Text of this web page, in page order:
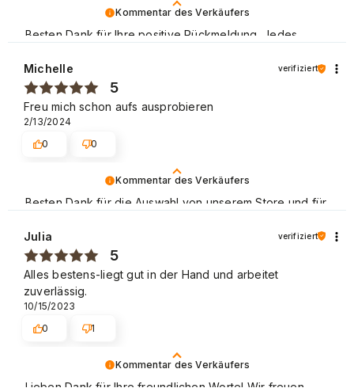
Kommentar des Verkäufers
Besten Dank für Ihre positive Rückmeldung. Jedes
Dienstleistungen ständig zu verbessern. Liebe Grüße
Kommentar des Verkäufers
Besten Dank für die Auswahl von unserem Store und für
Einkäufen in unserem Store ein! Mit freundlichen Grüßen
Michelle verifiziert
5
Freu mich schon aufs ausprobieren
2/13/2024
0
0
Kommentar des Verkäufers
Julia verifiziert
5
Alles bestens-liegt gut in der Hand und arbeitet
zuverlässig.
10/15/2023
0
1